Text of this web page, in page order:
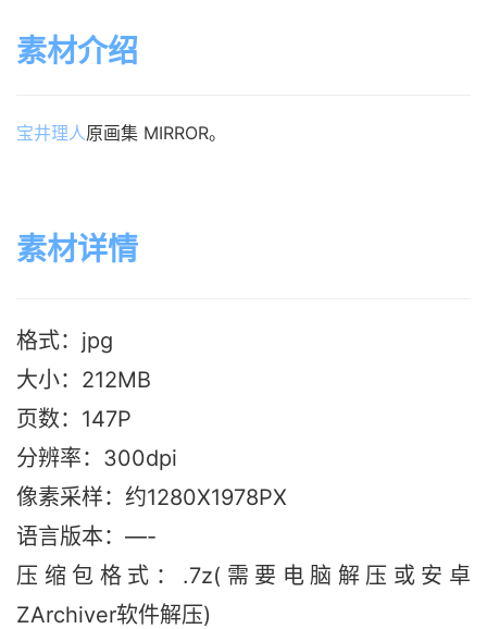
素材介绍
宝井理人原画集 MIRROR。
素材详情
格式：jpg
大小：212MB
页数：147P
分辨率：300dpi
像素采样：约1280X1978PX
语言版本：—-
压缩包格式：.7z(需要电脑解压或安卓
ZArchiver软件解压)